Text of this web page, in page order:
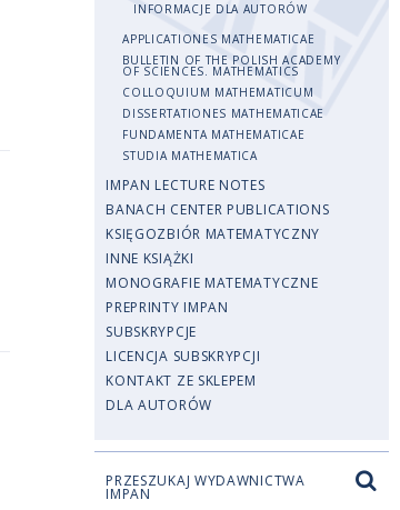
INFORMACJE DLA AUTORÓW
APPLICATIONES MATHEMATICAE
BULLETIN OF THE POLISH ACADEMY
OF SCIENCES. MATHEMATICS
COLLOQUIUM MATHEMATICUM
DISSERTATIONES MATHEMATICAE
FUNDAMENTA MATHEMATICAE
STUDIA MATHEMATICA
IMPAN LECTURE NOTES
BANACH CENTER PUBLICATIONS
KSIĘGOZBIÓR MATEMATYCZNY
INNE KSIĄŻKI
MONOGRAFIE MATEMATYCZNE
PREPRINTY IMPAN
SUBSKRYPCJE
LICENCJA SUBSKRYPCJI
KONTAKT ZE SKLEPEM
DLA AUTORÓW
PRZESZUKAJ WYDAWNICTWA
IMPAN